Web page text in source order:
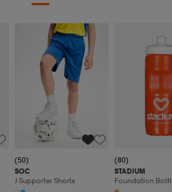
(50)
SOC
J Supporter Shorts
(80)
STADIUM
Foundation